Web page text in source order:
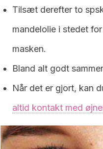
Tilsæt derefter to
mandelolie i stedet
masken.
Bland alt godt
Når det er gjort, kan
altid kontakt med